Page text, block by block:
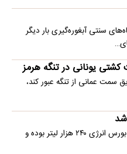
سنتی آبغوره‌گیری بار دیگر
یونانی در تنگه هرمز
سمت عمانی از تنگه عبور کند،
حجم عرضه بنزین ویژه یا همان سوپر در بورس انرژی ۲۴۰ هزار لیتر بوده و